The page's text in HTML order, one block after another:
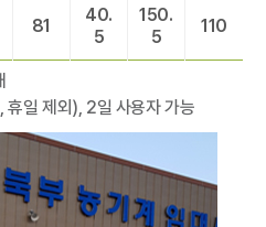
81
40.
5
150.
5
110
휴일 제외), 2일 사용자 가능